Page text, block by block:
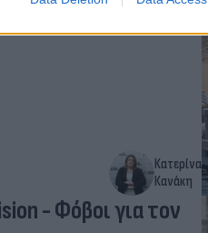
να συνδράμει στη
Κατερίνα
Κανάκη
- Φόβοι για τον